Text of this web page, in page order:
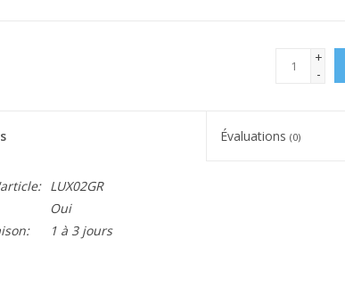
+
-
Évaluations(0)
LUX02GR
Oui
1 à 3 jours